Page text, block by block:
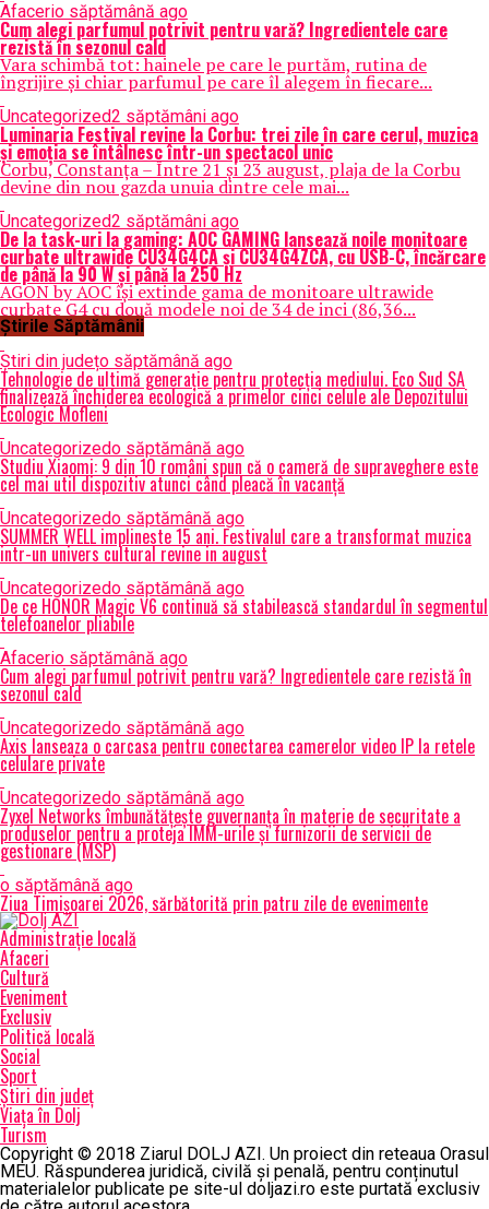
Afacerio săptămână ago
Cum alegi parfumul potrivit pentru vară? Ingredientele care
rezistă în sezonul cald
Vara schimbă tot: hainele pe care le purtăm, rutina de
îngrijire și chiar parfumul pe care îl alegem în fiecare...
Uncategorized2 săptămâni ago
Luminaria Festival revine la Corbu: trei zile în care cerul, muzica
și emoția se întâlnesc într-un spectacol unic
Corbu, Constanța – Între 21 și 23 august, plaja de la Corbu
devine din nou gazda unuia dintre cele mai...
Uncategorized2 săptămâni ago
De la task-uri la gaming: AOC GAMING lansează noile monitoare
curbate ultrawide CU34G4CA și CU34G4ZCA, cu USB-C, încărcare
de până la 90 W și până la 250 Hz
AGON by AOC își extinde gama de monitoare ultrawide
curbate G4 cu două modele noi de 34 de inci (86,36...
Știrile Săptămânii
Știri din județo săptămână ago
Tehnologie de ultimă generație pentru protecția mediului. Eco Sud SA
finalizează închiderea ecologică a primelor cinci celule ale Depozitului
Ecologic Mofleni
Uncategorizedo săptămână ago
Studiu Xiaomi: 9 din 10 români spun că o cameră de supraveghere este
cel mai util dispozitiv atunci când pleacă în vacanță
Uncategorizedo săptămână ago
SUMMER WELL implineste 15 ani. Festivalul care a transformat muzica
intr-un univers cultural revine in august
Uncategorizedo săptămână ago
De ce HONOR Magic V6 continuă să stabilească standardul în segmentul
telefoanelor pliabile
Afacerio săptămână ago
Cum alegi parfumul potrivit pentru vară? Ingredientele care rezistă în
sezonul cald
Uncategorizedo săptămână ago
Axis lanseaza o carcasa pentru conectarea camerelor video IP la retele
celulare private
Uncategorizedo săptămână ago
Zyxel Networks îmbunătățește guvernanța în materie de securitate a
produselor pentru a proteja IMM-urile și furnizorii de servicii de
gestionare (MSP)
o săptămână ago
Ziua Timișoarei 2026, sărbătorită prin patru zile de evenimente
Administrație locală
Afaceri
Cultură
Eveniment
Exclusiv
Politică locală
Social
Sport
Știri din județ
Viața în Dolj
Turism
Copyright © 2018 Ziarul DOLJ AZI. Un proiect din reteaua Orasul
MEU. Răspunderea juridică, civilă și penală, pentru conținutul
materialelor publicate pe site-ul doljazi.ro este purtată exclusiv